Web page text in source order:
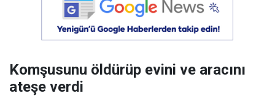
Komşusunu öldürüp evini ve aracını
ateşe verdi